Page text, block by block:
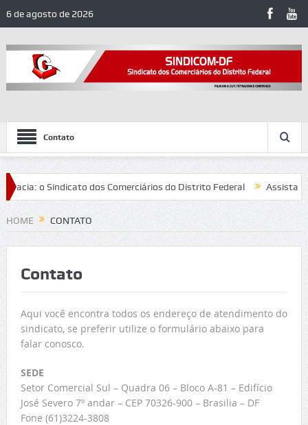
6 de agosto de 2026
Contato
o Sindicato dos Comerciários do Distrito Federal Assista ao
reforça combate ao assédio eleitoral no trabalho
HOME CONTATO
Contato
Aqui você encontra todos os endereço de atendimento do
sindicato, se preferir utilize o formulário abaixo para
falar conosco.
SEDE
Setor Comercial Sul – Quadra 06 – Bloco A-81 – Edifício
José Severo 7º andar – CEP 70326-900 – Brasilia – DF
Fone (61)3224-3808